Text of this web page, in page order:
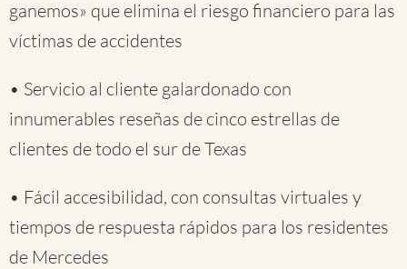
ganemos» que elimina el riesgo financiero para las
víctimas de accidentes
• Servicio al cliente galardonado con
innumerables reseñas de cinco estrellas de
clientes de todo el sur de Texas
• Fácil accesibilidad, con consultas virtuales y
tiempos de respuesta rápidos para los residentes
de Mercedes